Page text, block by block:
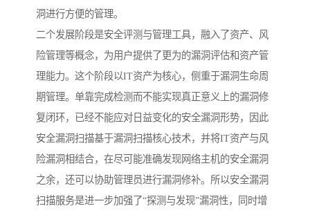
洞进行方便的管理。
二个发展阶段是安全评测与管理工具，融入了资产、风
险管理等概念，为用户提供了更为的漏洞评估和资产管
理能力。这个阶段以IT资产为核心，侧重于漏洞生命周
期管理。单靠完成检测而不能实现真正意义上的漏洞修
复闭环，已经不能应对日益变化的安全漏洞形势，因此
安全漏洞扫描基于漏洞扫描核心技术，并将IT资产与风
险漏洞相结合，在尽可能准确发现网络主机的安全漏洞
之余，还可以协助管理员进行漏洞修补。所以安全漏洞
扫描服务是进一步加强了“探测与发现”漏洞性，同时增